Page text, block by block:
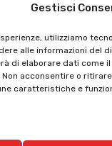
Gestisci
utilizziamo
alle informazioni del
di elaborare dati come
acconsentire o
caratteristiche e